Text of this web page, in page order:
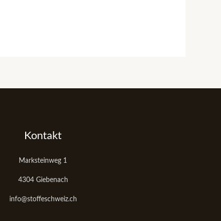
Kontakt
Marksteinweg 1
4304 Giebenach
info@stoffeschweiz.ch